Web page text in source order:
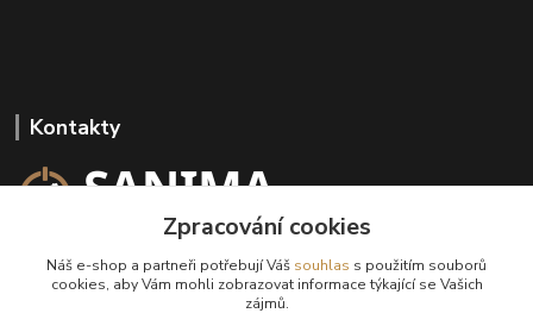
Kontakty
+420 602 647 136
(Po-Pá, 9-18 hod.)
Zpracování cookies
Náš e-shop a partneři potřebují Váš souhlas s použitím souborů
cookies, aby Vám mohli zobrazovat informace týkající se Vašich
zájmů.